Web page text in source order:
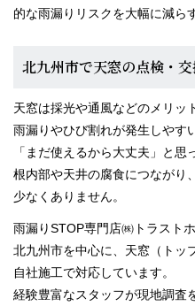
的な雨漏りリスクを大幅に減ら
北九州市で天窓の点検・
天窓は採光や通風などのメリッ
雨漏りやひび割れが発生しやす
「まだ使えるから大丈夫」と
根内部や天井の腐食につながり
少なくありません。
雨漏りSTOP専門店㈱トラスト
北九州市を中心に、天窓（トッ
自社施工で対応しています。
経験豊富なスタッフが現地調査